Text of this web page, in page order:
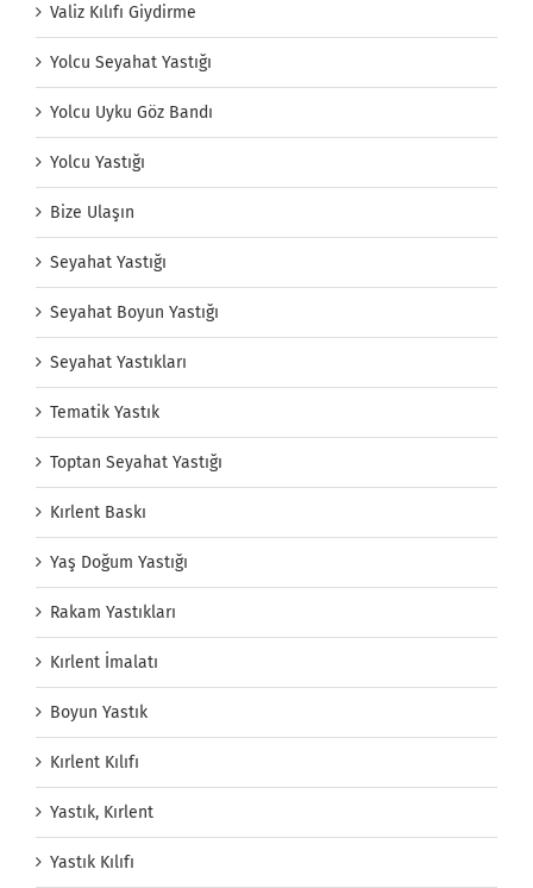
Valiz Kılıfı Giydirme
Yolcu Seyahat Yastığı
Yolcu Uyku Göz Bandı
Yolcu Yastığı
Bize Ulaşın
Seyahat Yastığı
Seyahat Boyun Yastığı
Seyahat Yastıkları
Tematik Yastık
Toptan Seyahat Yastığı
Kırlent Baskı
Yaş Doğum Yastığı
Rakam Yastıkları
Kırlent İmalatı
Boyun Yastık
Kırlent Kılıfı
Yastık, Kırlent
Yastık Kılıfı